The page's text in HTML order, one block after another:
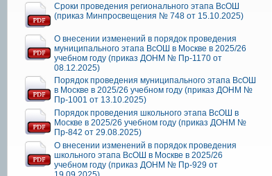
Сроки проведения регионального этапа ВсОШ
(приказ Минпросвещения № 748 от 15.10.2025)
О внесении изменений в порядок проведения
муниципального этапа ВсОШ в Москве в 2025/26
учебном году (приказ ДОНМ № Пр-1170 от
08.12.2025)
Порядок проведения муниципального этапа ВсОШ
в Москве в 2025/26 учебном году (приказ ДОНМ №
Пр-1001 от 13.10.2025)
Порядок проведения школьного этапа ВсОШ в
Москве в 2025/26 учебном году (приказ ДОНМ №
Пр-842 от 29.08.2025)
О внесении изменений в порядок проведения
школьного этапа ВсОШ в Москве в 2025/26
учебном году (приказ ДОНМ № Пр-929 от